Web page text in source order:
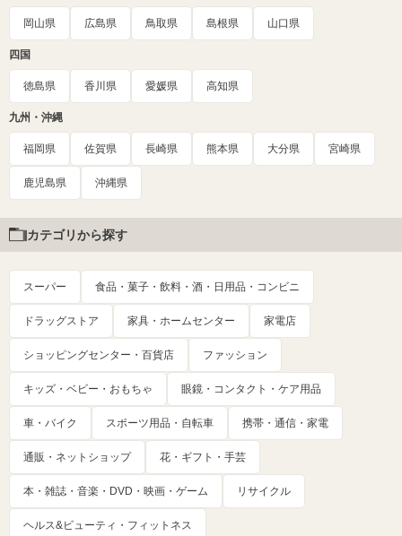
岡山県 広島県 鳥取県 島根県 山口県
四国
徳島県 香川県 愛媛県 高知県
九州・沖縄
福岡県 佐賀県 長崎県 熊本県 大分県 宮崎県
鹿児島県 沖縄県
カテゴリから探す
スーパー 食品・菓子・飲料・酒・日用品・コンビニ
ドラッグストア 家具・ホームセンター 家電店
ショッピングセンター・百貨店 ファッション
キッズ・ベビー・おもちゃ 眼鏡・コンタクト・ケア用品
車・バイク スポーツ用品・自転車 携帯・通信・家電
通販・ネットショップ 花・ギフト・手芸
本・雑誌・音楽・DVD・映画・ゲーム リサイクル
ヘルス&ビューティ・フィットネス